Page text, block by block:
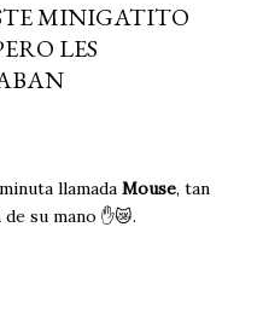
MINIGATITO
LES
llamada Mouse, tan
su mano ✋😿.